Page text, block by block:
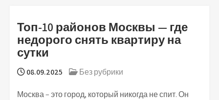
Топ-10 районов Москвы — где
недорого снять квартиру на
сутки
08.09.2025 Без рубрики
Москва – это город, который никогда не спит. Он